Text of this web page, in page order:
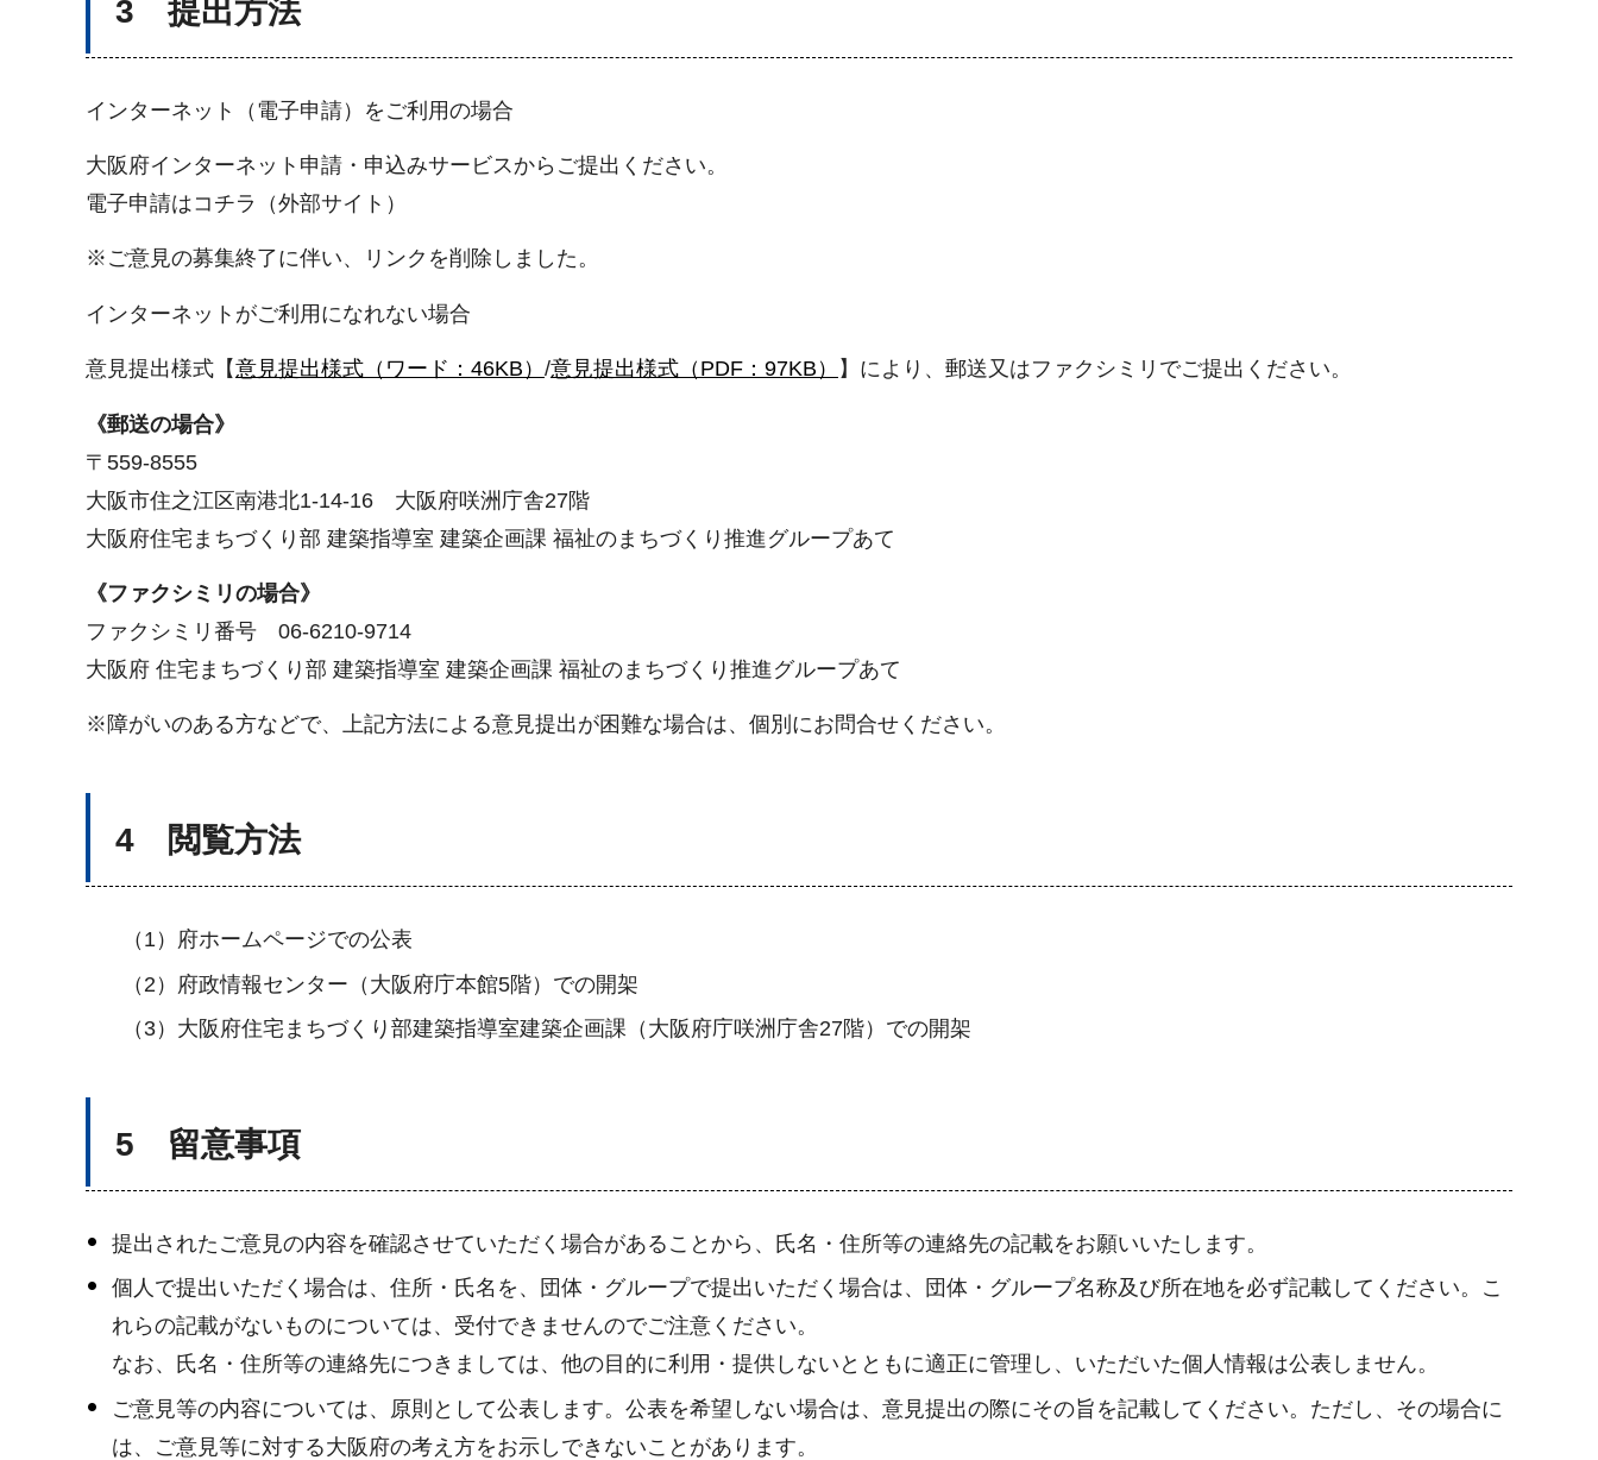
3 提出方法
インターネット（電子申請）をご利用の場合
大阪府インターネット申請・申込みサービスからご提出ください。
電子申請はコチラ（外部サイト）
※ご意見の募集終了に伴い、リンクを削除しました。
インターネットがご利用になれない場合
意見提出様式【意見提出様式（ワード：46KB） /意見提出様式（PDF：97KB） 】により、郵送又はファクシミリでご提出ください。
《郵送の場合》
〒559-8555
大阪市住之江区南港北1-14-16 大阪府咲洲庁舎27階
大阪府住宅まちづくり部 建築指導室 建築企画課 福祉のまちづくり推進グループあて
《ファクシミリの場合》
ファクシミリ番号 06-6210-9714
大阪府 住宅まちづくり部 建築指導室 建築企画課 福祉のまちづくり推進グループあて
※障がいのある方などで、上記方法による意見提出が困難な場合は、個別にお問合せください。
4 閲覧方法
（1）府ホームページでの公表
（2）府政情報センター（大阪府庁本館5階）での開架
（3）大阪府住宅まちづくり部建築指導室建築企画課（大阪府庁咲洲庁舎27階）での開架
5 留意事項
提出されたご意見の内容を確認させていただく場合があることから、氏名・住所等の連絡先の記載をお願いいたします。
個人で提出いただく場合は、住所・氏名を、団体・グループで提出いただく場合は、団体・グループ名称及び所在地を必ず記載してください。こ
れらの記載がないものについては、受付できませんのでご注意ください。
なお、氏名・住所等の連絡先につきましては、他の目的に利用・提供しないとともに適正に管理し、いただいた個人情報は公表しません。
ご意見等の内容については、原則として公表します。公表を希望しない場合は、意見提出の際にその旨を記載してください。ただし、その場合に
は、ご意見等に対する大阪府の考え方をお示しできないことがあります。